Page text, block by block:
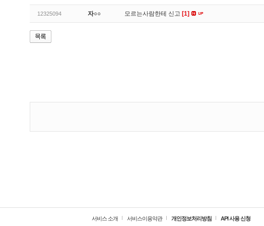
12325094 자○○ 모르는사람한테 신고 [1]
서비스 소개 서비스이용약관 개인정보처리방침 API 사용 신청